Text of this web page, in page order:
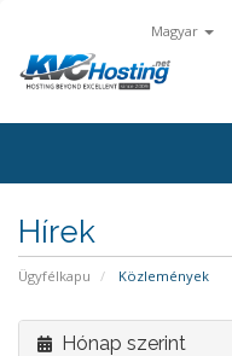
Magyar
Hírek
Ügyfélkapu Közlemények
Hónap szerint